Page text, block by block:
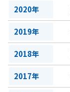
2020年
2019年
2018年
2017年